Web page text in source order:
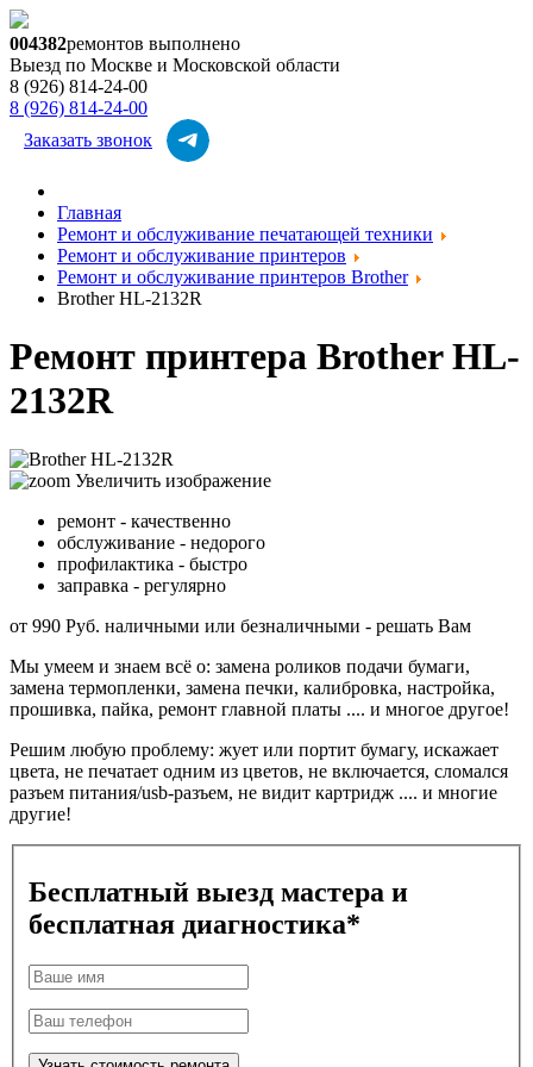
004382ремонтов выполнено
Выезд по Москве и Московской области
8 (926) 814-24-00
8 (926) 814-24-00
Заказать звонок
Главная
Ремонт и обслуживание печатающей техники
Ремонт и обслуживание принтеров
Ремонт и обслуживание принтеров Brother
Brother HL-2132R
Ремонт принтера Brother HL-
2132R
Увеличить изображение
ремонт - качественно
обслуживание - недорого
профилактика - быстро
заправка - регулярно
от 990 Руб. наличными или безналичными - решать Вам
Мы умеем и знаем всё о: замена роликов подачи бумаги,
замена термопленки, замена печки, калибровка, настройка,
прошивка, пайка, ремонт главной платы .... и многое другое!
Решим любую проблему: жует или портит бумагу, искажает
цвета, не печатает одним из цветов, не включается, сломался
разъем питания/usb-разъем, не видит картридж .... и многие
другие!
Бесплатный выезд мастера и
бесплатная диагностика*